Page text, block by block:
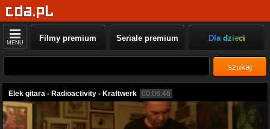
MENU Filmy premium Seriale premium Dla dzieci
szukaj
Elek gitara - Radioactivity - Kraftwerk 00:06:46